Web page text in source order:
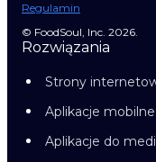
Regulamin
© FoodSoul, Inc. 2026.
Rozwiązania
Strony
Aplikacje mobilne
Aplikacje do